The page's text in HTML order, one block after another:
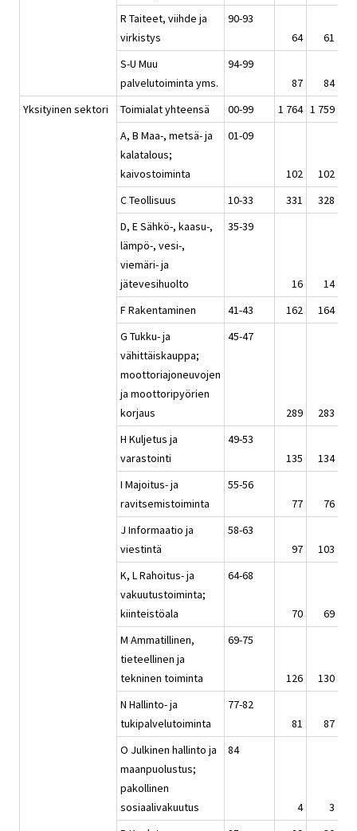
R Taiteet, viihde ja
virkistys
90-93
64
61
S-U Muu
palvelutoiminta yms.
94-99
87
84
Yksityinen sektori
Toimialat yhteensä 00-99 1 764 1 759
A, B Maa-, metsä- ja
kalatalous;
kaivostoiminta
01-09
102 102
C Teollisuus
10-33 331 328
D, E Sähkö-, kaasu-,
lämpö-, vesi-,
viemäri- ja
jätevesihuolto
35-39
16 14
F Rakentaminen
41-43 162 164
G Tukku- ja
vähittäiskauppa;
moottoriajoneuvojen
ja moottoripyörien
korjaus
45-47
289 283
H Kuljetus ja
varastointi
49-53
135
134
I Majoitus- ja
ravitsemistoiminta
55-56
77
76
J Informaatio ja
viestintä
58-63
97
103
K, L Rahoitus- ja
vakuutustoiminta;
kiinteistöala
64-68
70 69
M Ammatillinen,
tieteellinen ja
tekninen toiminta
69-75
126 130
N Hallinto- ja
tukipalvelutoiminta
77-82
81
87
O Julkinen hallinto ja
maanpuolustus;
pakollinen
sosiaalivakuutus
84
4
3